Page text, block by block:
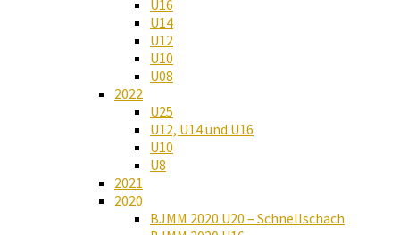
U16
U14
U12
U10
U08
2022
U25
U12, U14 und U16
U10
U8
2021
2020
BJMM 2020 U20 – Schnellschach